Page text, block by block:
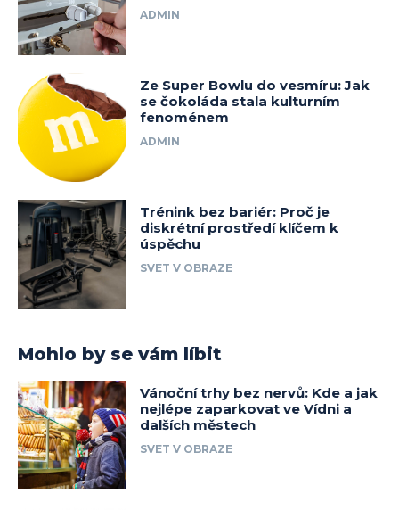
ADMIN
Ze Super Bowlu do vesmíru: Jak
se čokoláda stala kulturním
fenoménem
ADMIN
Trénink bez bariér: Proč je
diskrétní prostředí klíčem k
úspěchu
SVET V OBRAZE
Mohlo by se vám líbit
Vánoční trhy bez nervů: Kde a jak
nejlépe zaparkovat ve Vídni a
dalších městech
SVET V OBRAZE